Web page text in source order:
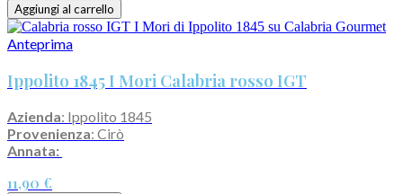
Aggiungi al carrello
Anteprima
Ippolito 1845 I Mori Calabria rosso IGT
Azienda: Ippolito 1845
Provenienza: Cirò
Annata:
11,90 €